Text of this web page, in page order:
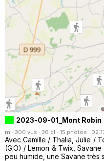
2023-09-01_Mont Robin
m · 300 vus · 36 dl · 15 photos ·
Avec Camille / Thalia, Julie /
(G.O) / Lemon & Twix,
peu humide, une Savane